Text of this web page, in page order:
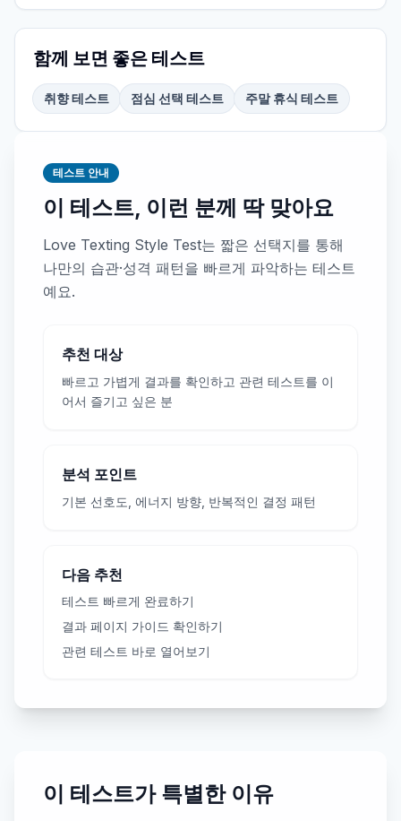
함께 보면 좋은 테스트
취향 테스트 점심 선택 테스트 주말 휴식 테스트
테스트 안내
이 테스트, 이런 분께 딱 맞아요
Love Texting Style Test는 짧은 선택지를 통해
나만의 습관·성격 패턴을 빠르게 파악하는 테스트
예요.
추천 대상
빠르고 가볍게 결과를 확인하고 관련 테스트를 이
어서 즐기고 싶은 분
분석 포인트
기본 선호도, 에너지 방향, 반복적인 결정 패턴
다음 추천
테스트 빠르게 완료하기
결과 페이지 가이드 확인하기
관련 테스트 바로 열어보기
이 테스트가 특별한 이유